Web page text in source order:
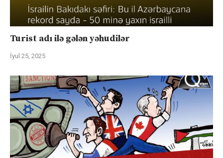
Turist adı ilə gələn yəhudilər
İyul 25, 2025